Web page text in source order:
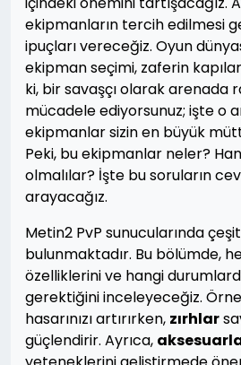
ekipmanların tercih edilmesi
ipuçları vereceğiz. Oyun
ekipman seçimi, zaferin
ki, bir savaşçı olarak arenada
mücadele ediyorsunuz; işte o
ekipmanlar sizin en büyük
Peki, bu ekipmanlar neler?
olmalılar? İşte bu soruların
arayacağız.
Metin2 PvP sunucularında
bulunmaktadır. Bu bölümde,
özelliklerini ve hangi
gerektiğini inceleyeceğiz.
hasarınızı artırırken, zırhlar
güçlendirir. Ayrıca,